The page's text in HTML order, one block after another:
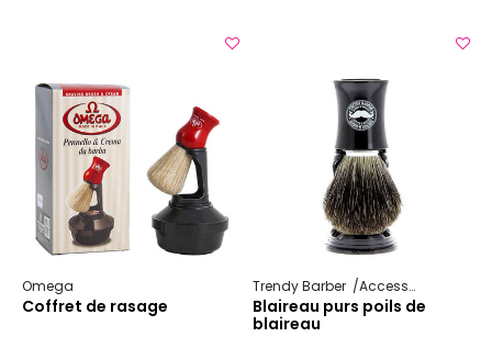
Omega
Coffret de rasage
Trendy Barber Accessoire pour homme
Blaireau purs poils de
blaireau